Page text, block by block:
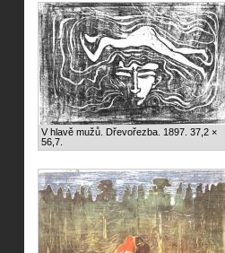
V hlavě mužů. Dřevořezba. 1897. 37,2 ×
56,7.